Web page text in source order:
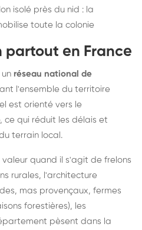
isolé près du nid : la
toute la colonie
partout en France
réseau national de
l'ensemble du territoire
est orienté vers le
ce qui réduit les délais et
terrain local.
quand il s'agit de frelons
rurales, l'architecture
mas provençaux, fermes
forestières), les
pèsent dans la